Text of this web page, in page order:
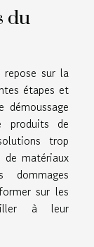
du
repose sur la
étapes et
démoussage
produits de
trop
de matériaux
sur les
à leur